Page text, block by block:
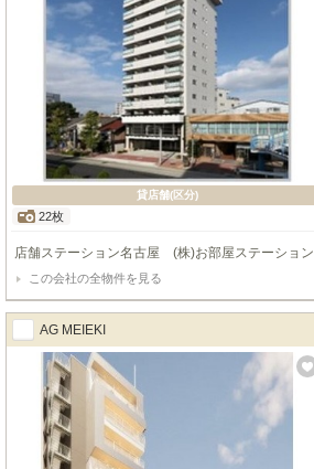
貸店舗(区分)
22枚
店舗ステーション名古屋 (株)お部屋ステーション
この会社の全物件を見る
AG MEIEKI